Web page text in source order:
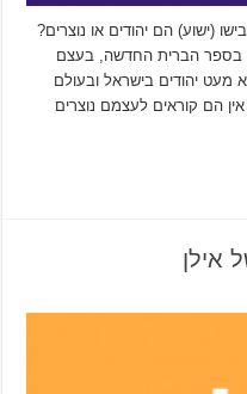
(ישוע) הם יהודים או נוצרים?
בספר הברית החדשה, בעצם
מעט יהודים בישראל ובעולם
הם קוראים לעצמם נוצרים
אילן